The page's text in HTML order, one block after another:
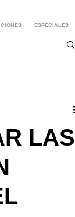
ESPECIALES
LAS